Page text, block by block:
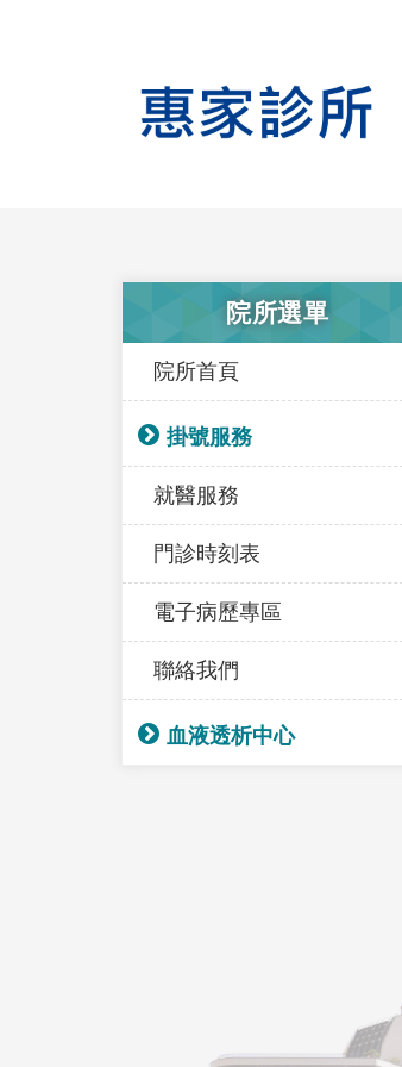
院所選單
院所首頁
掛號服務
就醫服務
門診時刻表
電子病歷專區
聯絡我們
血液透析中心